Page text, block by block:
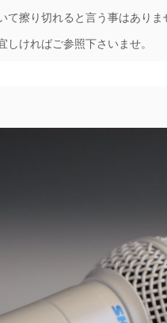
て擦り切れると言う事はありま
ければご参照下さいませ。